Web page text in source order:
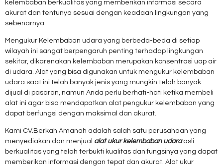
kelembaban berkualitas yang memberikan informasi secara
akurat dan tentunya sesuai dengan keadaan lingkungan yang
sebenarnya.
Mengukur Kelembaban udara yang berbeda-beda di setiap
wilayah ini sangat berpengaruh penting terhadap lingkungan
sekitar, dikarenakan kelembaban merupakan konsentrasi uap air
di udara. Alat yang bisa digunakan untuk mengukur kelembaban
udara saat ini telah banyak jenis yang mungkin telah banyak
dijual di pasaran, namun Anda perlu berhati-hati ketika membeli
alat ini agar bisa mendapatkan alat pengukur kelembaban yang
dapat berfungsi dengan maksimal dan akurat.
Kami CV.Berkah Amanah adalah salah satu perusahaan yang
menyediakan dan menjual alat ukur kelembaban udaraasli
berkualitas yang telah terbukti kualitas dan fungsinya yang dapat
memberikan informasi dengan tepat dan akurat. Alat ukur